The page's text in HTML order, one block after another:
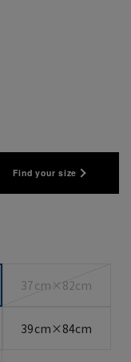
Find your size
37cm×82cm
39cm×84cm